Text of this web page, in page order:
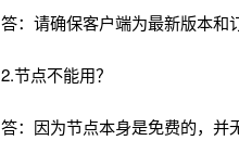
答：请确保客户端为最新版本和
2.节点不能用？
答：因为节点本身是免费的，并